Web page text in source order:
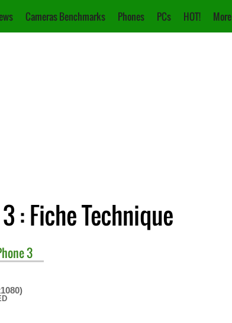
Cameras Benchmarks Phones PCs HOT! More
: Fiche Technique
3